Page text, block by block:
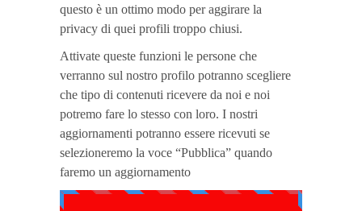
questo è un ottimo modo per aggirare la
privacy di quei profili troppo chiusi.
Attivate queste funzioni le persone che
verranno sul nostro profilo potranno scegliere
che tipo di contenuti ricevere da noi e noi
potremo fare lo stesso con loro. I nostri
aggiornamenti potranno essere ricevuti se
selezioneremo la voce “Pubblica” quando
faremo un aggiornamento